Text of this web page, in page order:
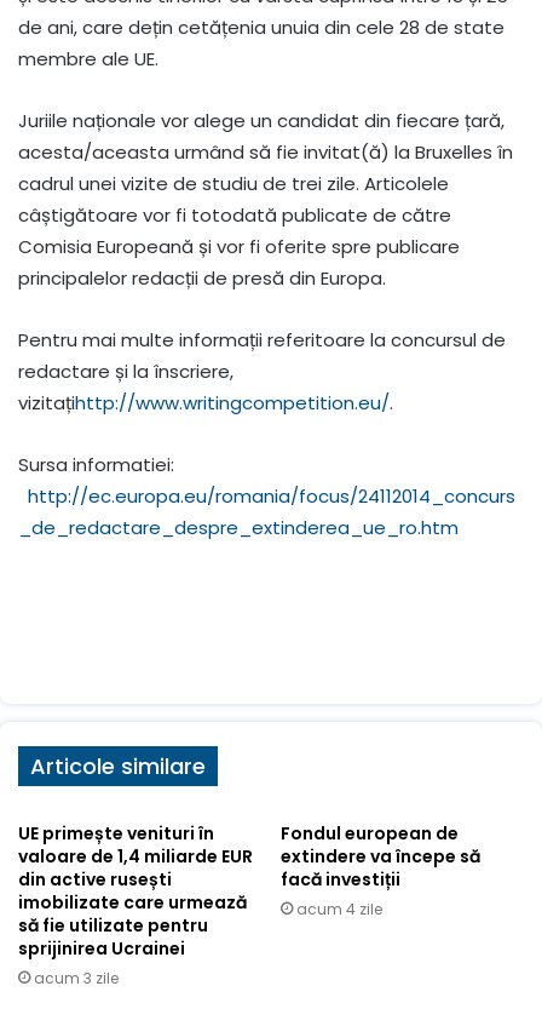
de ani, care dețin cetățenia unuia din cele 28 de state
membre ale UE.
Juriile naționale vor alege un candidat din fiecare țară,
acesta/aceasta urmând să fie invitat(ă) la Bruxelles în
cadrul unei vizite de studiu de trei zile. Articolele
câștigătoare vor fi totodată publicate de către
Comisia Europeană și vor fi oferite spre publicare
principalelor redacții de presă din Europa.
Pentru mai multe informații referitoare la concursul de
redactare și la înscriere,
vizitațihttp://www.writingcompetition.eu/.
Sursa informatiei:
http://ec.europa.eu/romania/focus/24112014_concurs
_de_redactare_despre_extinderea_ue_ro.htm
Articole similare
UE primește venituri în
valoare de 1,4 miliarde EUR
din active rusești
imobilizate care urmează
să fie utilizate pentru
sprijinirea Ucrainei
acum 3 zile
Fondul european de
extindere va începe să
facă investiții
acum 4 zile